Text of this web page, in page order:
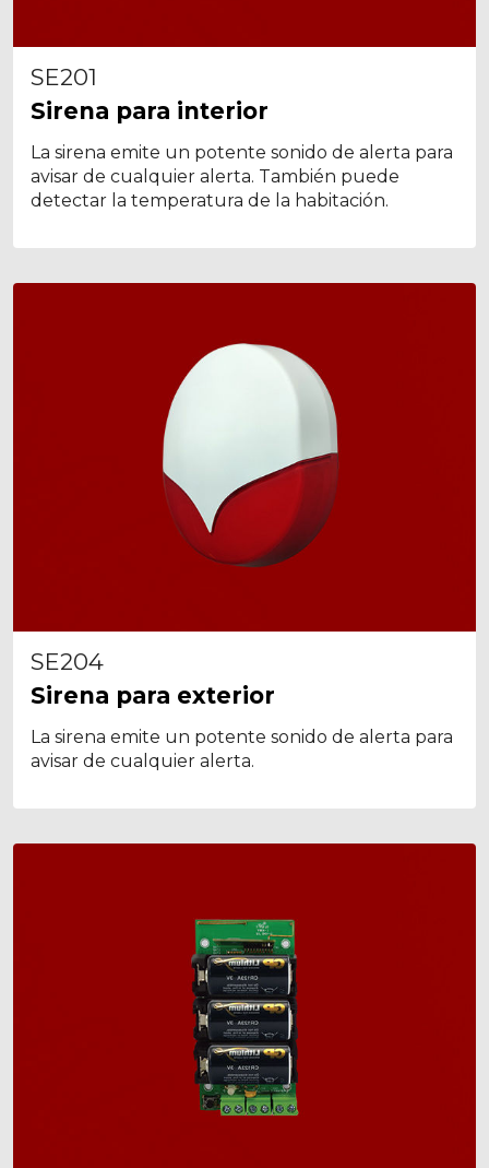
SE201
Sirena para interior
La sirena emite un potente sonido de alerta para
avisar de cualquier alerta. También puede
detectar la temperatura de la habitación.
SE204
Sirena para exterior
La sirena emite un potente sonido de alerta para
avisar de cualquier alerta.